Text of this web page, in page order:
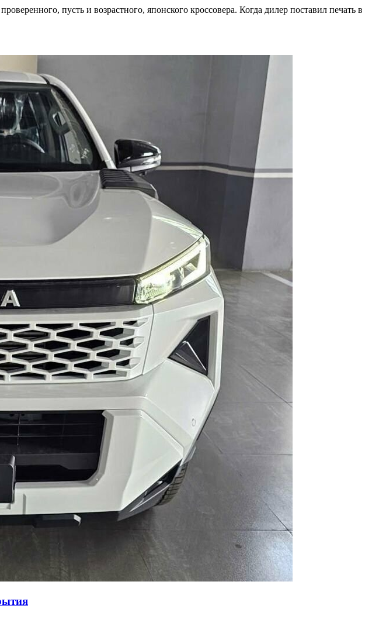
пусть и возрастного, японского кроссовера. Когда дилер поставил печать в